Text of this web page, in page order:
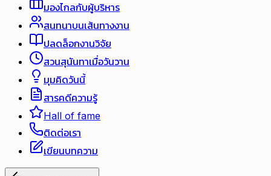
มองไกลกับผู้บริหาร
สนทนาบนเส้นทางงาน
ปลดล็อกงานวิจัย
สวนสุนันทาเมื่อวันวาน
มุมคิดวันนี้
สารคดีความรู้
Hall of fame
ติดต่อเรา
เขียนบทความ